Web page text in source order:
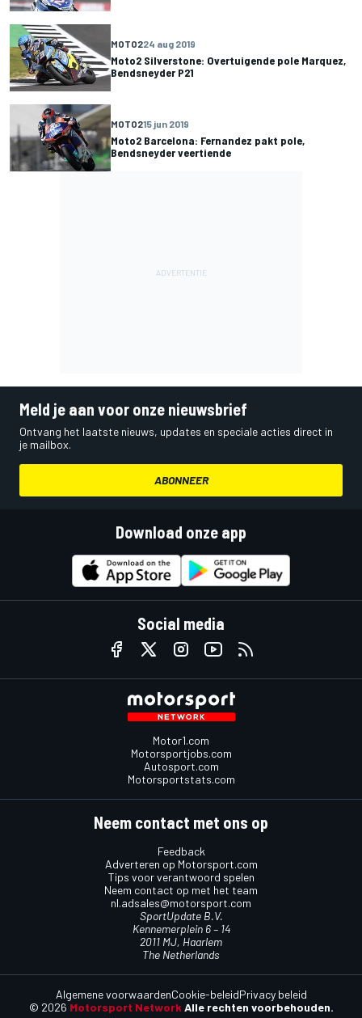
MOTO224 aug 2019
Moto2 Silverstone: Overtuigende pole Marquez,
Bendsneyder P21
MOTO215 jun 2019
Moto2 Barcelona: Fernandez pakt pole,
Bendsneyder veertiende
Meld je aan voor onze nieuwsbrief
Ontvang het laatste nieuws, updates en speciale acties direct in
je mailbox.
ABONNEER
Download onze app
Social media
Motor1.com
Motorsportjobs.com
Autosport.com
Motorsportstats.com
Neem contact met ons op
Feedback
Adverteren op Motorsport.com
Tips voor verantwoord spelen
Neem contact op met het team
nl.adsales@motorsport.com
SportUpdate B.V.
Kennemerplein 6 – 14
2011 MJ, Haarlem
The Netherlands
© 2026 Motorsport Network Alle rechten voorbehouden.
Algemene voorwaardenCookie-beleidPrivacy beleid